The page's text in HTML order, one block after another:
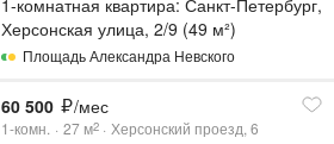
Херсонская улица, 2/9 (49 м²)
Площадь Александра Невского
60 500 /мес
1-комн. 27 м2 Херсонский проезд, 6